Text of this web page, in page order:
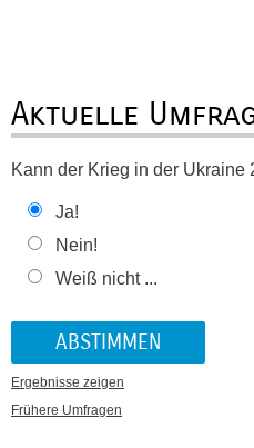
Aktuelle
Kann der Krieg in der Ukraine
Ja!
Nein!
Weiß nicht ...
Ergebnisse zeigen
Frühere Umfragen